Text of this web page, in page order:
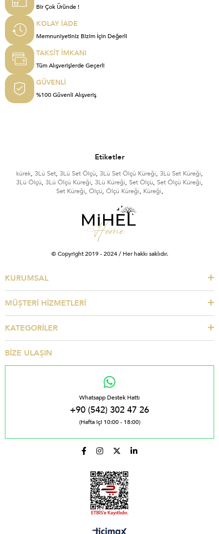
Bir Çok Üründe !
KOLAY İADE
Memnuniyetiniz Bizim İçin Değerli
TAKSİT İMKANI
Tüm Alışverişlerde Geçerli
GÜVENLİ
%100 Güvenli Alışveriş
Etiketler
kürek, 3Lü Set, 3Lü Set Ölçü, 3Lü Set Ölçü Küreği, 3Lü Set Küreği,
3Lü Ölçü, 3Lü Ölçü Küreği, 3Lü Küreği, Set Ölçü, Set Ölçü Küreği,
Set Küreği, Ölçü, Ölçü Küreği, Küreği,
© Copyright 2019 - 2024 / Her hakkı saklıdır.
KURUMSAL
MÜŞTERİ HİZMETLERİ
KATEGORİLER
BİZE ULAŞIN
Whatsapp Destek Hattı
+90 (542) 302 47 26
(Hafta içi 10:00 - 18:00)